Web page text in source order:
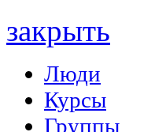
закрыть